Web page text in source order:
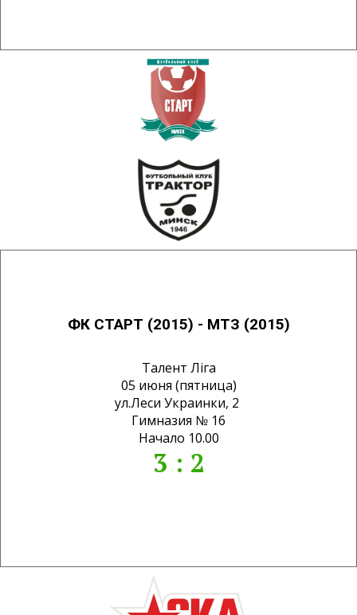
ФК СТАРТ (2015) - МТЗ (2015)
Талент Лiга
05 июня (пятница)
ул.Леси Украинки, 2
Гимназия № 16
Начало 10.00
3 : 2